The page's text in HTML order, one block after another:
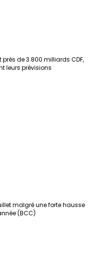
de 3.800 milliards CDF,
leurs prévisions
malgré une forte hausse
(BCC)